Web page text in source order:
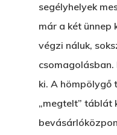
segélyhelyek
már a két ünnep
végzi náluk,
ki. A hömpölygő
„megtelt” táblát